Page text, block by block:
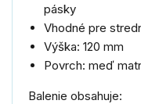
pásky
Vhodné pre
Výška: 120 mm
Povrch: meď
Balenie obsahuje: